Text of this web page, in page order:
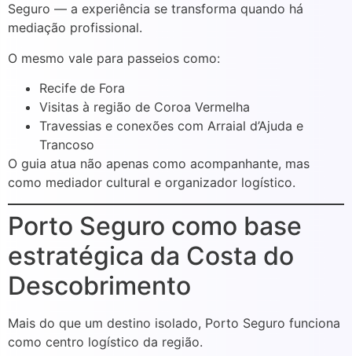
Seguro — a experiência se transforma quando há
mediação profissional.
O mesmo vale para passeios como:
Recife de Fora
Visitas à região de Coroa Vermelha
Travessias e conexões com Arraial d’Ajuda e
Trancoso
O guia atua não apenas como acompanhante, mas
como mediador cultural e organizador logístico.
Porto Seguro como base
estratégica da Costa do
Descobrimento
Mais do que um destino isolado, Porto Seguro funciona
como centro logístico da região.